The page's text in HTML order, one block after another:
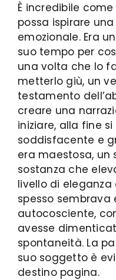
È incredibile
possa ispirare
emozionale. Era
suo tempo per
una volta che lo
metterlo giù, un
testamento
creare una
iniziare, alla fine
soddisfacente e
era maestosa, un
sostanza che
livello di
spesso
autocosciente,
avesse
spontaneità. La
suo soggetto è
destino pagina.